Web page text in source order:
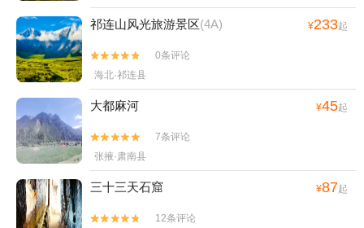
祁连山风光旅游景区(4A) ¥233起


0条评论
海北·祁连县
大都麻河 ¥45起


7条评论
张掖·肃南县
三十三天石窟 ¥87起

 12条评论